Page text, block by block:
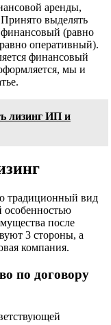
аренды,
выделять
финансовый (равно
оперативный).
финансовый
мы и
лизинг ИП и
традиционный вид
особенностью
после
3 стороны, а
компания.
по договору